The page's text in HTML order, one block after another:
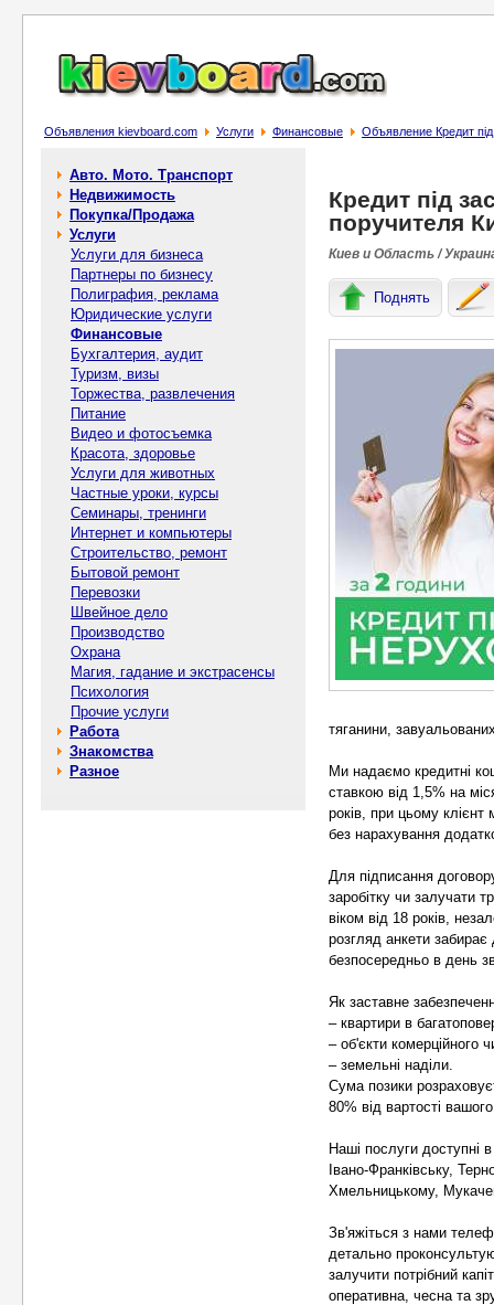
Объявления kievboard.com Услуги Финансовые Объявление Кредит
Авто. Мото. Транспорт
Недвижимость
Покупка/Продажа
Услуги
Услуги для бизнеса
Партнеры по бизнесу
Полиграфия, реклама
Юридические услуги
Финансовые
Бухгалтерия, аудит
Туризм, визы
Торжества, развлечения
Питание
Видео и фотосъемка
Красота, здоровье
Услуги для животных
Частные уроки, курсы
Семинары, тренинги
Интернет и компьютеры
Строительство, ремонт
Бытовой ремонт
Перевозки
Швейное дело
Производство
Охрана
Магия, гадание и экстрасенсы
Психология
Прочие услуги
Работа
Знакомства
Разное
Кредит під
поручителя
Киев и Область /
Поднять
тяганини,
Ми надаємо кредитні
ставкою від 1,5% на
років, при цьому
без нарахування
Для підписання
заробітку чи залучати
віком від 18 років,
розгляд анкети
безпосередньо в день
Як заставне
– квартири в
– об'єкти комерційного
– земельні наділи.
Сума позики
80% від вартості
Наші послуги доступні
Івано-Франківську,
Хмельницькому,
Зв'яжіться з нами
детально
залучити потрібний
оперативна, чесна та